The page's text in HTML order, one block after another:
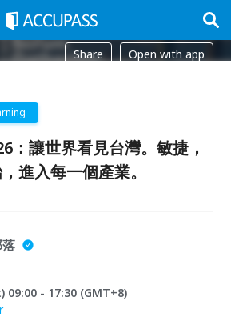
Share Open with app
：讓世界看見台灣。敏捷，
進入每一個產業。
09:00 - 17:30 (GMT+8)